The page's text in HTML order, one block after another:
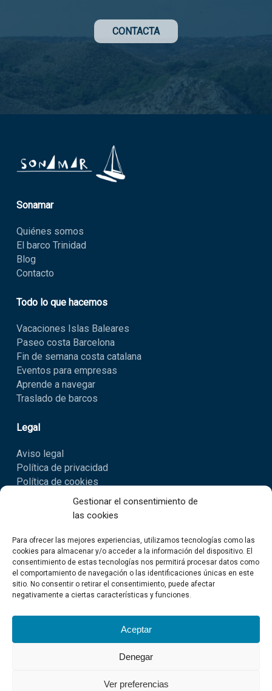
Gestionar el consentimiento de
las cookies
Para ofrecer las mejores experiencias, utilizamos tecnologías como las
cookies para almacenar y/o acceder a la información del dispositivo. El
consentimiento de estas tecnologías nos permitirá procesar datos como
el comportamiento de navegación o las identificaciones únicas en este
sitio. No consentir o retirar el consentimiento, puede afectar
negativamente a ciertas características y funciones.
Aceptar
Denegar
Ver preferencias
CONTACTA
Sonamar
Quiénes somos
El barco Trinidad
Blog
Contacto
Todo lo que hacemos
Vacaciones Islas Baleares
Paseo costa Barcelona
Fin de semana costa catalana
Eventos para empresas
Aprende a navegar
Traslado de barcos
Legal
Aviso legal
Política de privacidad
Política de cookies
Suscríbete para recibir nuestras novedades
SUSCRIBIRSE